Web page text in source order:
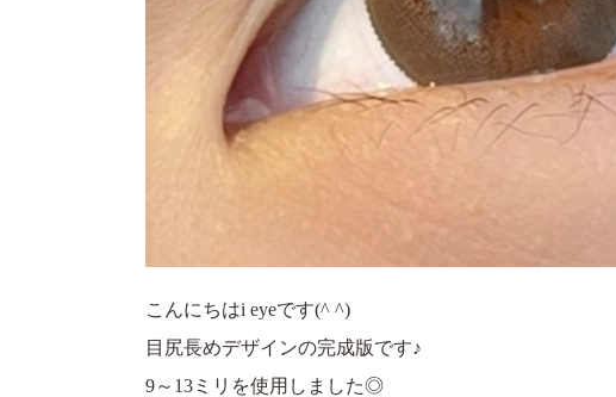
こんにちはi eyeです(^ ^)
目尻長めデザインの完成版です♪
9～13ミリを使用しました◎